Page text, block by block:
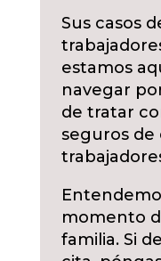
Sus casos
estamos
navegar
de tratar
seguros de
momento
familia. Si